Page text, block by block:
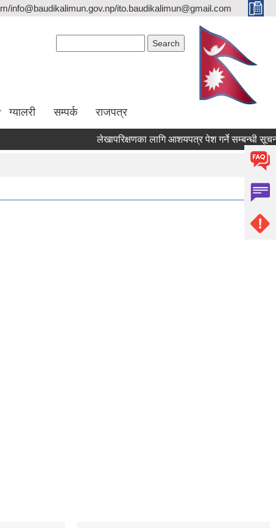
info@baudikalimun.gov.np/ito.baudikalimun@gmail.com
ग्यालरी सम्पर्क राजपत्र
लेखापरिक्षणका लागि आशयपत्र पेश गर्ने सम्बन्धी सूचना ।
लेखापरिक्षणका लागि आशयपत्र पेश गर्ने सम्बन्धी सूचना ।